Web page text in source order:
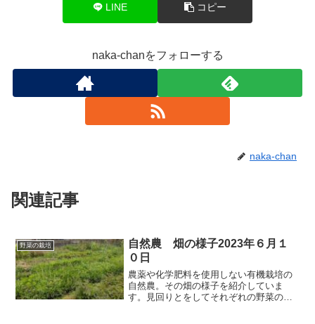
LINE コピー
naka-chanをフォローする
naka-chan
関連記事
野菜の栽培
自然農 畑の様子2023年６月１
０日
農薬や化学肥料を使用しない有機栽培の
自然農。その畑の様子を紹介していま
す。見回りとをしてそれぞれの野菜の様